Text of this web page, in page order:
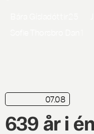
07.08
639 år i